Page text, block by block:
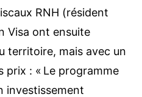
RNH (résident
Visa ont ensuite
territoire, mais avec un
prix : « Le programme
investissement